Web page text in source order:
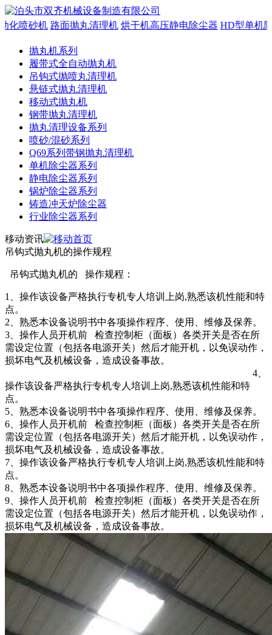
喷砂机 路面抛丸清理机 烘干机高压静电除尘器 HD型单机除
抛丸机系列
履带式全自动抛丸机
吊钩式抛喷丸清理机
悬链式抛丸清理机
移动式抛丸机
钢带抛丸清理机
抛丸清理设备系列
喷砂/混砂系列
Q69系列带钢抛丸清理机
单机除尘器系列
静电除尘器系列
锅炉除尘器系列
铸造冲天炉除尘器
行业除尘器系列
移动资讯
吊钩式抛丸机的操作规程
吊钩式抛丸机的 操作规程：
1、操作该设备严格执行专机专人培训上岗,熟悉该机性能和特
点。
2、熟悉本设备说明书中各项操作程序、使用、维修及保养。
3、操作人员开机前 检查控制柜（面板）各类开关是否在所
需设定位置（包括各电源开关）然后才能开机，以免误动作，
损坏电气及机械设备，造成设备事故。
4、
操作该设备严格执行专机专人培训上岗,熟悉该机性能和特
点。
5、熟悉本设备说明书中各项操作程序、使用、维修及保养。
6、操作人员开机前 检查控制柜（面板）各类开关是否在所
需设定位置（包括各电源开关）然后才能开机，以免误动作，
损坏电气及机械设备，造成设备事故。
7、操作该设备严格执行专机专人培训上岗,熟悉该机性能和特
点。
8、熟悉本设备说明书中各项操作程序、使用、维修及保养。
9、操作人员开机前 检查控制柜（面板）各类开关是否在所
需设定位置（包括各电源开关）然后才能开机，以免误动作，
损坏电气及机械设备，造成设备事故。